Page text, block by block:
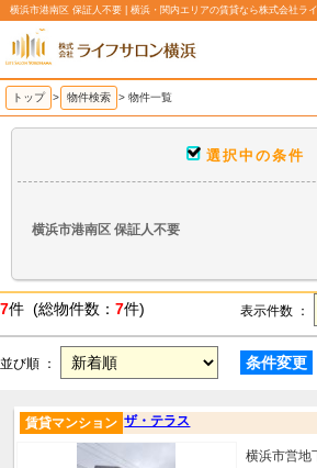
横浜市港南区 保証人不要 | 横浜・関内エリアの賃貸なら株式会社ラ
トップ > 物件検索 > 物件一覧
選択中の条件
横浜市港南区 保証人不要
7件 (総物件数： 7件) 表示件数 ：
並び順 ： 条件変更
ザ・テラス
賃貸マンション
横浜市営地